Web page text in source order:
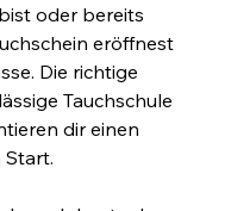
oder bereits
eröffnest
Die richtige
Tauchschule
dir einen
Start.